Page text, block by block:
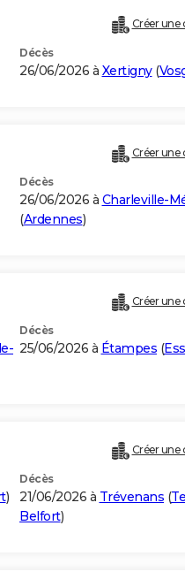
Créer une
Décès
26/06/2026 à Xertigny(
Créer une
Décès
26/06/2026 à Charleville-
(Ardennes)
Créer une
Décès
25/06/2026 à Étampes (
Créer une
)
Décès
21/06/2026 à Trévenans (
Belfort)